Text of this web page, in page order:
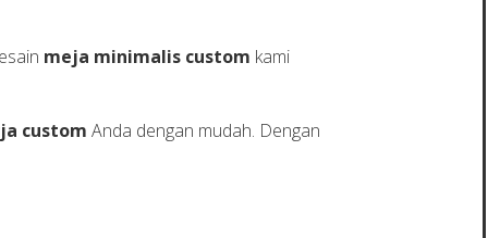
meja minimalis custom kami
custom Anda dengan mudah. Dengan